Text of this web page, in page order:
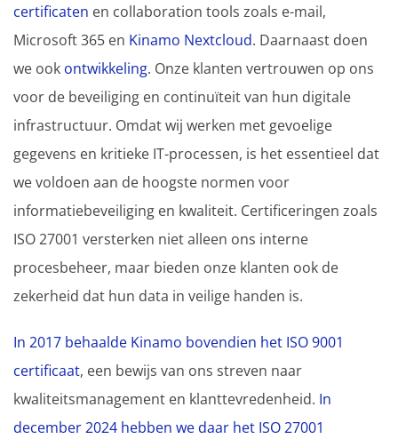
certificaten en collaboration tools zoals e-mail,
Microsoft 365 en Kinamo Nextcloud. Daarnaast doen
we ook ontwikkeling. Onze klanten vertrouwen op ons
voor de beveiliging en continuïteit van hun digitale
infrastructuur. Omdat wij werken met gevoelige
gegevens en kritieke IT-processen, is het essentieel dat
we voldoen aan de hoogste normen voor
informatiebeveiliging en kwaliteit. Certificeringen zoals
ISO 27001 versterken niet alleen ons interne
procesbeheer, maar bieden onze klanten ook de
zekerheid dat hun data in veilige handen is.
In 2017 behaalde Kinamo bovendien het ISO 9001
certificaat, een bewijs van ons streven naar
kwaliteitsmanagement en klanttevredenheid. In
december 2024 hebben we daar het ISO 27001